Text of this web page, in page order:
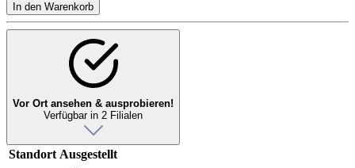
In den Warenkorb
Vor Ort ansehen & ausprobieren!
Verfügbar in 2 Filialen
Standort Ausgestellt